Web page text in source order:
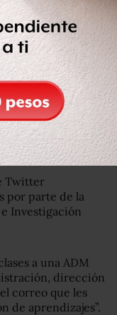
de cero
a quienes
por los casos
honorario en la
sexual en su
Twitter
por parte de la
Investigación
a una ADM
dirección
correo que les
de aprendizajes”.